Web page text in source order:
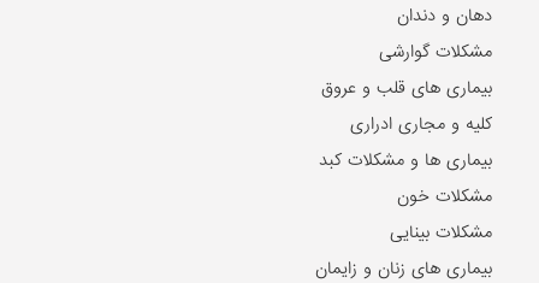
دهان و دندان
مشکلات گوارشی
بیماری های قلب و عروق
کلیه و مجاری ادراری
بیماری ها و مشکلات کبد
مشکلات خون
مشکلات بینایی
بیماری های زنان و زایمان